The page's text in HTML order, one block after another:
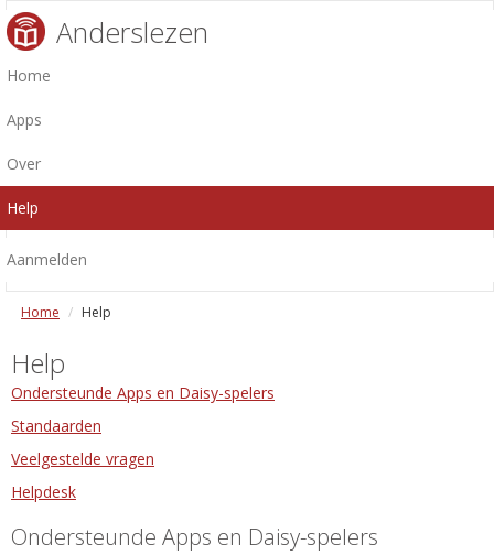
Anderslezen
Home
Apps
Over
Help
Aanmelden
Home Help
Help
Ondersteunde Apps en Daisy-spelers
Standaarden
Veelgestelde vragen
Helpdesk
Ondersteunde Apps en Daisy-spelers